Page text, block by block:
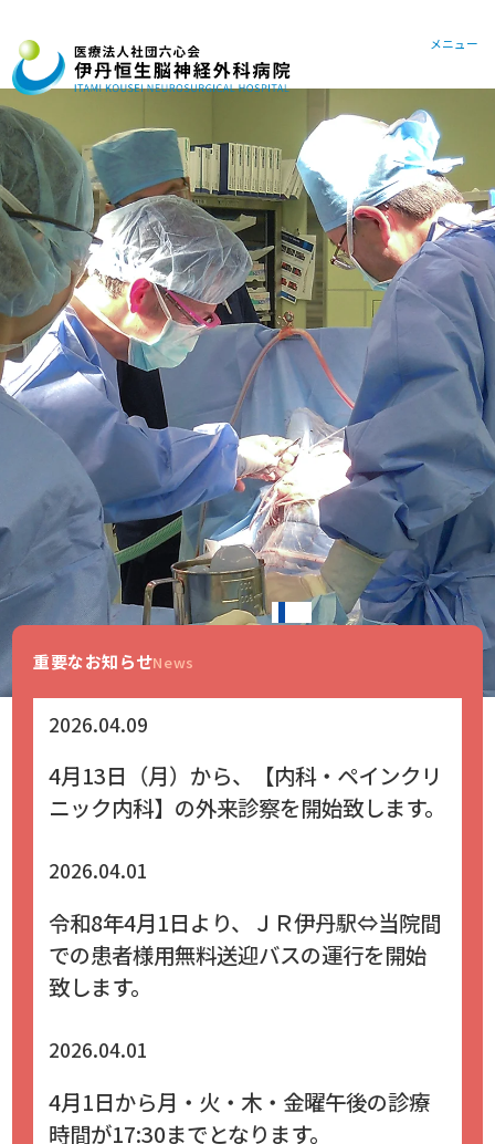
072-
メニュー
56
重要なお知らせNews
2026.04.09
4月13日（月）から、【内科・ペインクリ
ニック内科】の外来診察を開始致します。
2026.04.01
令和8年4月1日より、ＪＲ伊丹駅⇔当院間
での患者様用無料送迎バスの運行を開始
致します。
2026.04.01
4月1日から月・火・木・金曜午後の診療
時間が17:30までとなります。